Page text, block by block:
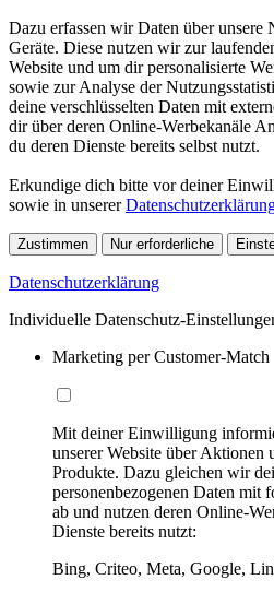
Dazu erfassen wir Daten über unsere
Geräte. Diese nutzen wir zur
Website und um dir personalisierte
sowie zur Analyse der
deine verschlüsselten Daten mit
dir über deren Online-Werbekanäle
du deren Dienste bereits selbst nutzt.
Erkundige dich bitte vor deiner
sowie in unserer
Zustimmen Nur erforderliche
Datenschutzerklärung
Individuelle Datenschutz-
Marketing per Customer-Match
Mit deiner Einwilligung
unserer Website über Aktionen
Produkte. Dazu gleichen wir
personenbezogenen Daten mit
ab und nutzen deren Online-
Dienste bereits nutzt:
Bing, Criteo, Meta, Google,